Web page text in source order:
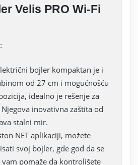
Velis PRO Wi-Fi
bojler kompaktan je i
od 27 cm i mogućnošću
idealno je rešenje za
inovativna zaštita od
stalni mir.
NET aplikaciji, možete
svoj bojler, gde god da se
vam pomaže da kontrolišete